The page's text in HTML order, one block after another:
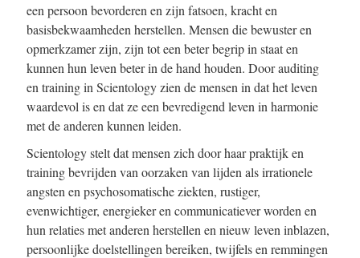
een persoon bevorderen en zijn fatsoen, kracht en
basisbekwaamheden herstellen. Mensen die bewuster en
opmerkzamer zijn, zijn tot een beter begrip in staat en
kunnen hun leven beter in de hand houden. Door auditing
en training in Scientology zien de mensen in dat het leven
waardevol is en dat ze een bevredigend leven in harmonie
met de anderen kunnen leiden.
Scientology stelt dat mensen zich door haar praktijk en
training bevrijden van oorzaken van lijden als irrationele
angsten en psychosomatische ziekten, rustiger,
evenwichtiger, energieker en communicatiever worden en
hun relaties met anderen herstellen en nieuw leven inblazen,
persoonlijke doelstellingen bereiken, twijfels en remmingen